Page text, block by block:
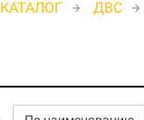
КАТАЛОГ ДВС